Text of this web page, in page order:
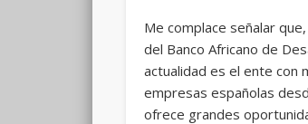
Me complace señalar
del Banco Africano de
actualidad es el ente con
empresas españolas
ofrece grandes